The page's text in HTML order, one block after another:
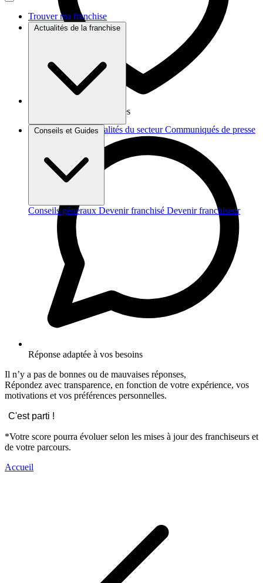
Trouver ma franchise
Actualités de la franchise
Brèves et actus Actualités du secteur Communiqués de presse
Conseils et Guides
Conseils généraux Devenir franchisé Devenir franchiseur
Vos données sont protégées
Réponse adaptée à vos besoins
Il n’y a pas de bonnes ou de mauvaises réponses,
Répondez avec transparence, en fonction de votre expérience, vos
motivations et vos préférences personnelles.
C'est parti !
*Votre score pourra évoluer selon les mises à jour des franchiseurs et
de votre parcours.
Accueil